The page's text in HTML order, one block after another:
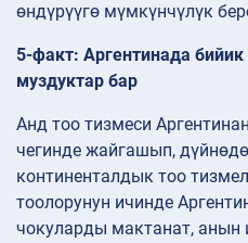
өндүрүүгө мүмкүнчүлүк
5-факт: Аргентинада
муздуктар бар
Анд тоо тизмеси
чегинде жайгашып,
континенталдык тоо
тоолорунун ичинде
чокуларды мактанат, анын